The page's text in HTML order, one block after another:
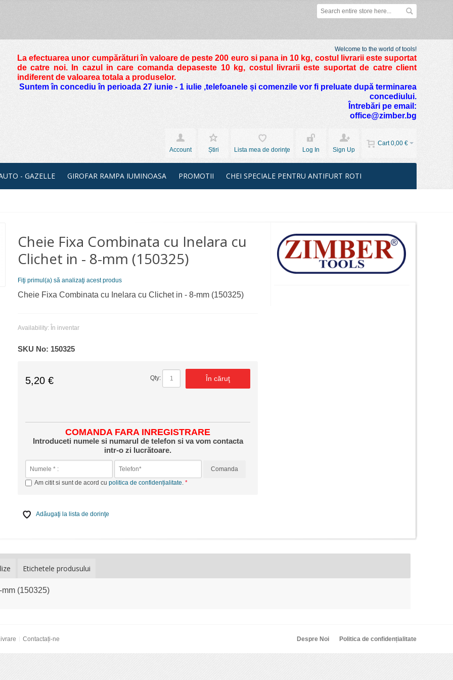
Welcome to the world of tools!
La efectuarea unor cumpărături în valoare de peste 200 euro si pana in 10 kg, costul livrarii este suportat
de catre noi. In cazul in care comanda depaseste 10 kg, costul livrarii este suportat de catre client
indiferent de valoarea totala a produselor.
Suntem în concediu în perioada 27 iunie - 1 iulie ,telefoanele și comenzile vor fi preluate după terminarea
concediului.
Întrebări pe email:
office@zimber.bg
Cart 0,00 €
Account
Știri Lista mea de dorinţe Log In Sign Up
- GAZELLE GIROFAR RAMPA IUMINOASA PROMOTII CHEI SPECIALE PENTRU ANTIFURT ROTI
Cheie Fixa Combinata cu Inelara cu
Clichet in - 8-mm (150325)
Fiţi primul(a) să analizaţi acest produs
Cheie Fixa Combinata cu Inelara cu Clichet in - 8-mm (150325)
Availability: În inventar
SKU No: 150325
5,20 € Qty: În căruţ
COMANDA FARA INREGISTRARE
Introduceti numele si numarul de telefon si va vom contacta
intr-o zi lucrătoare.
Comanda
Am citit si sunt de acord cupolitica de confidențialitate.
Adăugaţi la lista de dorinţe
Etichetele produsului
(150325)
Contactați-ne Despre Noi Politica de confidențialitate